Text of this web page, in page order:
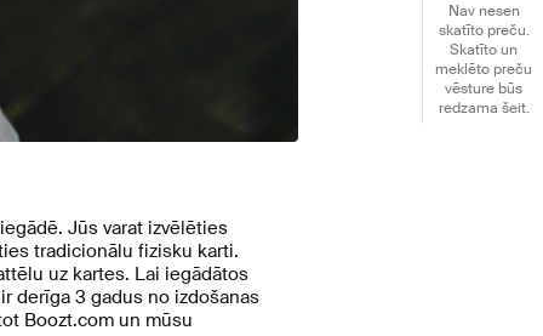
Nav nesen
skatīto preču.
Skatīto un
meklēto preču
vēsture būs
redzama šeit.
Jūs varat izvēlēties
tradicionālu fizisku karti.
uz kartes. Lai iegādātos
derīga 3 gadus no izdošanas
Boozt.com un mūsu